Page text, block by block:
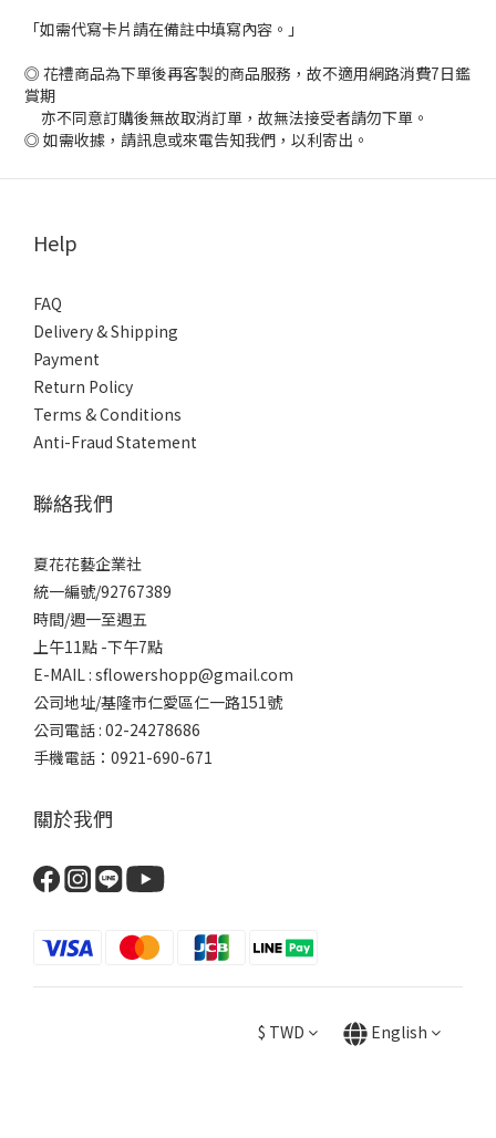
「如需代寫卡片請在備註中填寫內容。」
◎ 花禮商品為下單後再客製的商品服務，故不適用網路消費7日鑑
賞期
亦不同意訂購後無故取消訂單，故無法接受者請勿下單。
◎ 如需收據，請訊息或來電告知我們，以利寄出。
Help
FAQ
Delivery & Shipping
Payment
Return Policy
Terms & Conditions
Anti-Fraud Statement
聯絡我們
夏花花藝企業社
統一編號/92767389
時間/週一至週五
上午11點 -下午7點
E-MAIL : sflowershopp@gmail.com
公司地址/基隆市仁愛區仁一路151號
公司電話 : 02-24278686
手機電話：0921-690-671
關於我們
$ TWD English